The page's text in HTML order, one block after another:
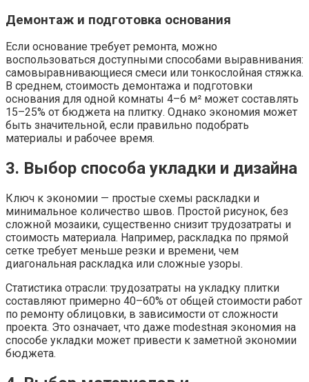
Демонтаж и подготовка основания
Если основание требует ремонта, можно
воспользоваться доступными способами выравнивания:
самовыравнивающиеся смеси или тонкослойная стяжка.
В среднем, стоимость демонтажа и подготовки
основания для одной комнаты 4–6 м² может составлять
15–25% от бюджета на плитку. Однако экономия может
быть значительной, если правильно подобрать
материалы и рабочее время.
3. Выбор способа укладки и дизайна
Ключ к экономии — простые схемы раскладки и
минимальное количество швов. Простой рисунок, без
сложной мозаики, существенно снизит трудозатраты и
стоимость материала. Например, раскладка по прямой
сетке требует меньше резки и времени, чем
диагональная раскладка или сложные узоры.
Статистика отрасли: трудозатраты на укладку плитки
составляют примерно 40–60% от общей стоимости работ
по ремонту облицовки, в зависимости от сложности
проекта. Это означает, что даже modestная экономия на
способе укладки может привести к заметной экономии
бюджета.